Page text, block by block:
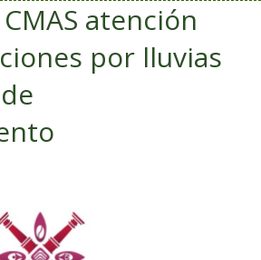
atención
por lluvias